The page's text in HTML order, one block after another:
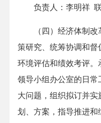
负责人：李明祥 联
（四）经济体制改
策研究、统筹协调和督
环境评估和绩效考评
领导小组办公室的日
大问题，组织拟订并
划、方案，指导推进和